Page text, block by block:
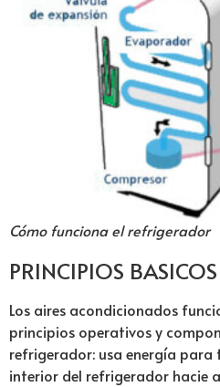
Cómo funciona el refrigerador
PRINCIPIOS BASICOS
Los aires acondicionados
principios operativos y
refrigerador: usa energía para
interior del refrigerador hacie